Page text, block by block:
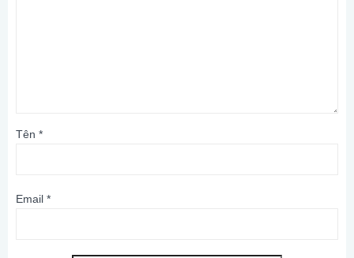
Tên *
Email *